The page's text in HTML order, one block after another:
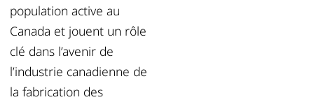
population active au
Canada et jouent un rôle
clé dans l’avenir de
l’industrie canadienne de
la fabrication des